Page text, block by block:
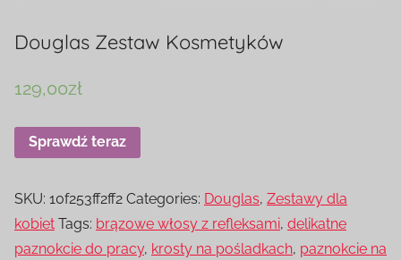
Douglas Zestaw Kosmetyków
129,00zł
Sprawdź teraz
SKU: 10f253ff2ff2 Categories: Douglas, Zestawy dla
kobiet Tags: brązowe włosy z refleksami, delikatne
paznokcie do pracy, krosty na pośladkach, paznokcie na